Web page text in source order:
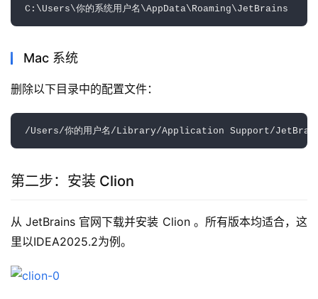
Mac 系统
删除以下目录中的配置文件：
第二步：安装 Clion
从 JetBrains 官网下载并安装 Clion 。所有版本均适合，这
里以IDEA2025.2为例。